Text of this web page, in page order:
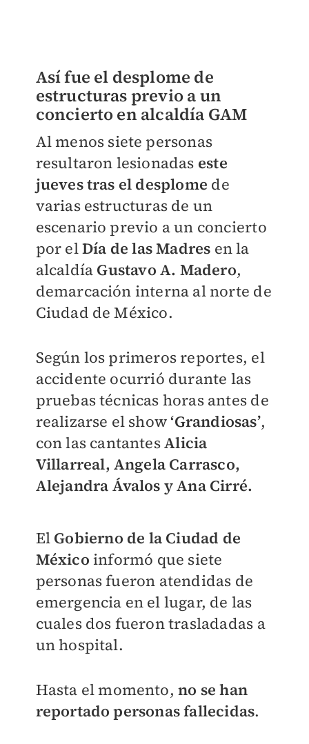
Así fue el desplome de
estructuras previo a un
concierto en alcaldía GAM
Al menos siete personas
resultaron lesionadas este
jueves tras el desplome de
varias estructuras de un
escenario previo a un concierto
por elDía de las Madres en la
alcaldía Gustavo A. Madero,
demarcación interna al norte de
Ciudad de México.
Según los primeros reportes, el
accidente ocurrió durante las
pruebas técnicas horas antes de
realizarse el show‘Grandiosas’,
con las cantantesAlicia
Villarreal, Angela Carrasco,
Alejandra Ávalos y Ana Cirré.
El Gobierno de la Ciudad de
México informó que siete
personas fueron atendidas de
emergencia en el lugar, de las
cuales dos fueron trasladadas a
un hospital.
Hasta el momento,no se han
reportado personas fallecidas.